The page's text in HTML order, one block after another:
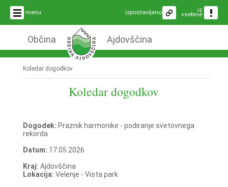
menu iz
vsebine
izpostavljeno
Občina Ajdovščina
Koledar dogodkov
Koledar dogodkov
Dogodek: Praznik harmonike - podiranje svetovnega
rekorda
Datum: 17.05.2026
Kraj: Ajdovščina
Lokacija: Velenje - Vista park